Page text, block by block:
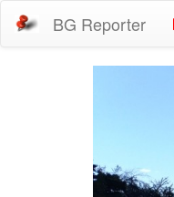
BG Reporter